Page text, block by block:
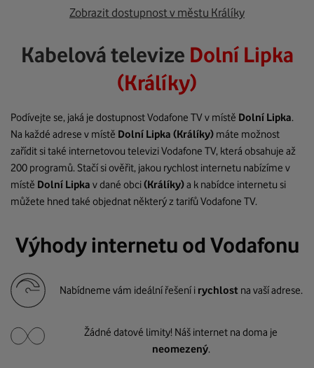
Zobrazit dostupnost v městu Králíky
Kabelová televize Dolní Lipka
(Králíky)
Podívejte se, jaká je dostupnost Vodafone TV v místě Dolní Lipka.
Na každé adrese v místě Dolní Lipka (Králíky) máte možnost
zařídit si také internetovou televizi Vodafone TV, která obsahuje až
200 programů. Stačí si ověřit, jakou rychlost internetu nabízíme v
místě Dolní Lipka v dané obci(Králíky)a k nabídce internetu si
můžete hned také objednat některý z tarifů Vodafone TV.
Výhody internetu od Vodafonu
Nabídneme vám ideální řešení i rychlost na vaší adrese.
Žádné datové limity! Náš internet na doma je
neomezený.